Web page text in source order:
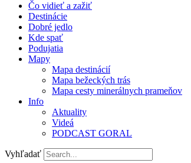
Čo vidieť a zažiť
Destinácie
Dobré jedlo
Kde spať
Podujatia
Mapy
Mapa destinácií
Mapa bežeckých trás
Mapa cesty minerálnych prameňov
Info
Aktuality
Videá
PODCAST GORAL
Vyhľadať